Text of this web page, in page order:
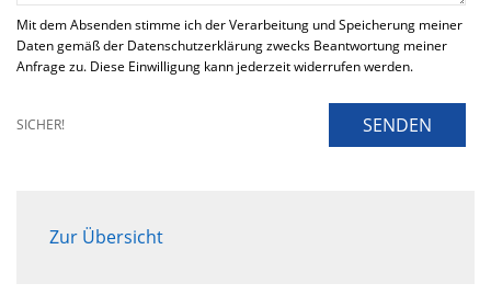
Mit dem Absenden stimme ich der Verarbeitung und Speicherung meiner
Daten gemäß der Datenschutzerklärung zwecks Beantwortung meiner
Anfrage zu. Diese Einwilligung kann jederzeit widerrufen werden.
SICHER! SENDEN
Zur Übersicht